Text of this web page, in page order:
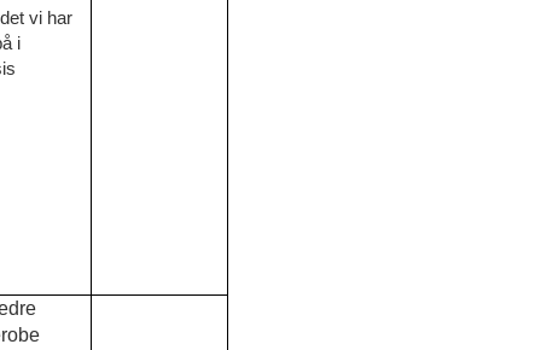
vi har
i